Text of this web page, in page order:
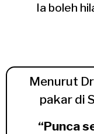
Ia boleh
Menurut
pakar di
“Punca